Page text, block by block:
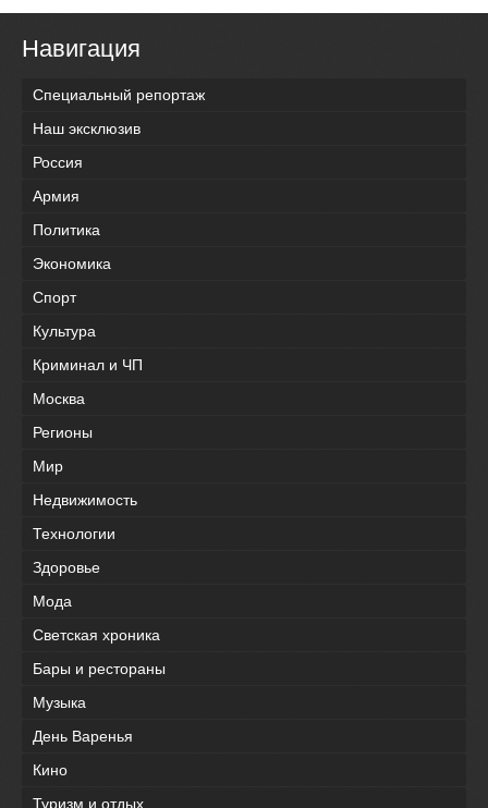
Навигация
Специальный репортаж
Наш эксклюзив
Россия
Армия
Политика
Экономика
Спорт
Культура
Криминал и ЧП
Москва
Регионы
Мир
Недвижимость
Технологии
Здоровье
Мода
Светская хроника
Бары и рестораны
Музыка
День Варенья
Кино
Туризм и отдых